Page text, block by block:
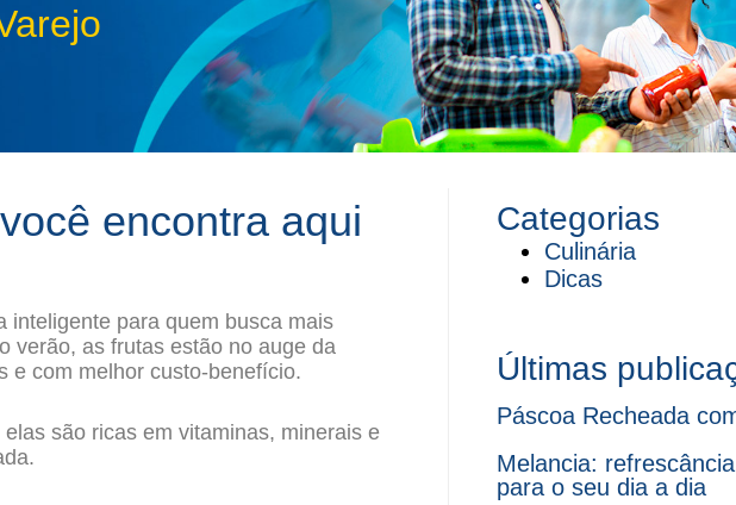
encontra aqui
inteligente para quem busca mais
verão, as frutas estão no auge da
e com melhor custo-benefício.
são ricas em vitaminas, minerais e
Categorias
Culinária
Dicas
Últimas
Páscoa Recheada
Melancia:
para o seu dia a dia